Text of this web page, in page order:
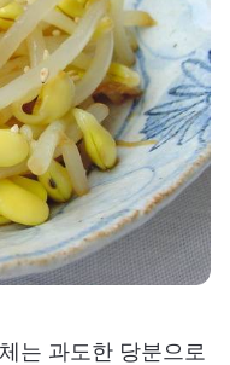
는 과도한 당분으로